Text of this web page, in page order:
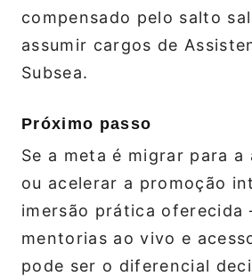
compensado pelo salto
assumir cargos de
Subsea.
Próximo passo
Se a meta é migrar para a
ou acelerar a promoção
imersão prática oferecida
mentorias ao vivo e
pode ser o diferencial